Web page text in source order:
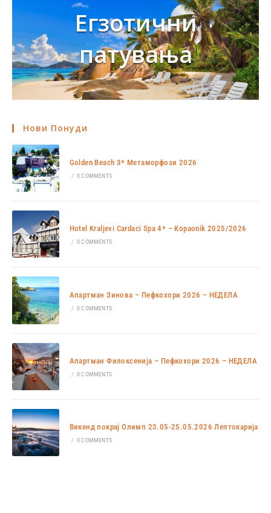
Егзотични
патувања
Нови Понуди
Golden Beach 3* Метаморфози 2026
/ 0 COMMENTS
Hotel Kraljevi Cardaci Spa 4* – Kopaonik 2025/2026
/ 0 COMMENTS
Апартман Зинова – Пефкохори 2026 – НЕДЕЛА
/ 0 COMMENTS
Апартман Филоксенија – Пефкохори 2026 – НЕДЕЛА
/ 0 COMMENTS
Викенд покрај Олимп 23.05-25.05.2026 Лептокарија
/ 0 COMMENTS